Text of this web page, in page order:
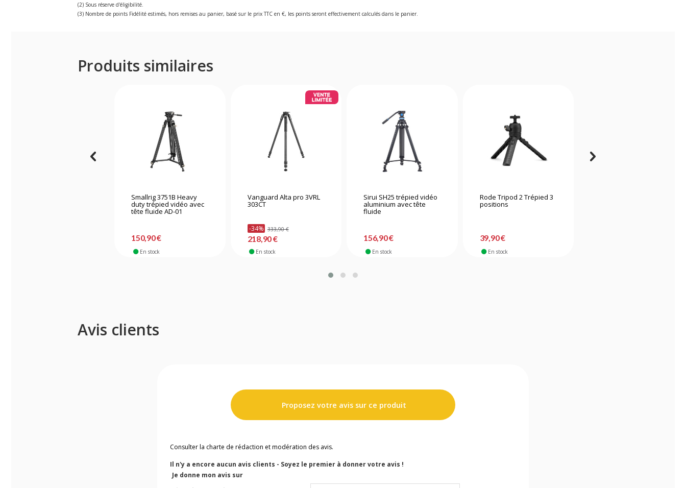
(2) Sous réserve d'éligibilité.
(3) Nombre de points Fidélité estimés, hors remises au panier, basé sur le prix TTC en €, les points seront effectivement calculés dans le panier.
Produits similaires
Smallrig 3751B Heavy
duty trépied vidéo avec
tête fluide AD-01
150,90 €
En stock
Vanguard Alta pro 3VRL
303CT
-34% 333,90 €
218,90 €
En stock
Sirui SH25 trépied vidéo
aluminium avec tête
fluide
156,90 €
En stock
Rode Tripod 2 Trépied 3
positions
39,90 €
En stock
Avis clients
Proposez votre avis sur ce produit
Consulter la charte de rédaction et modération des avis.
Il n'y a encore aucun avis clients - Soyez le premier à donner votre avis !
Je donne mon avis sur